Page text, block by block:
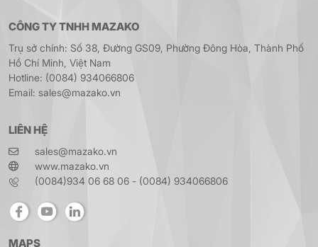
CÔNG TY TNHH MAZAKO
Trụ sở chính: Số 38, Đường GS09, Phường Đông Hòa, Thành Phố
Hồ Chí Minh, Việt Nam
Hotline: (0084) 934066806
Email: sales@mazako.vn
LIÊN HỆ
sales@mazako.vn
www.mazako.vn
(0084)934 06 68 06 - (0084) 934066806
MAPS